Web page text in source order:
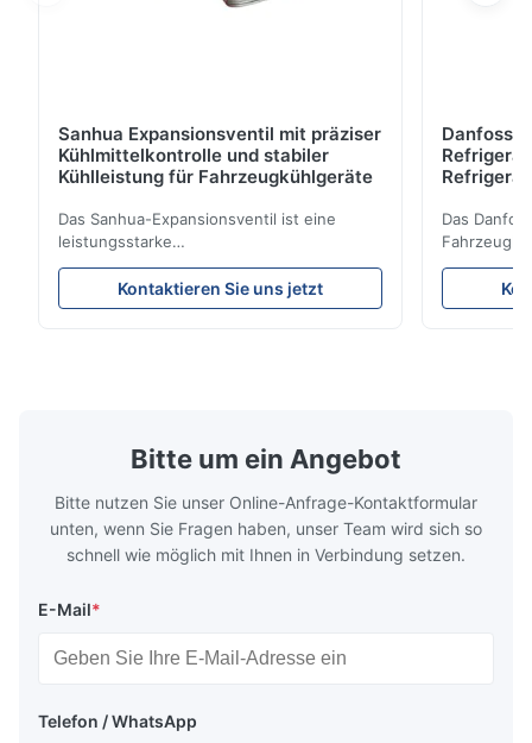
Sanhua Expansionsventil mit präziser
Kühlmittelkontrolle und stabiler
Kühlleistung für Fahrzeugkühlgeräte
Das Sanhua-Expansionsventil ist eine
leistungsstarke
Kühlsteuerungskomponente, die für LKW-
Kühleinheiten, Kühltransporter und
Kühlkettentransportsysteme entwickelt
Kontaktieren Sie uns jetzt
Danfoss
Das
eine
Bitte um ein Angebot
Bitte nutzen Sie unser Online-Anfrage-Kontaktformular
unten, wenn Sie Fragen haben, unser Team wird sich so
schnell wie möglich mit Ihnen in Verbindung setzen.
E-Mail*
Telefon / WhatsApp